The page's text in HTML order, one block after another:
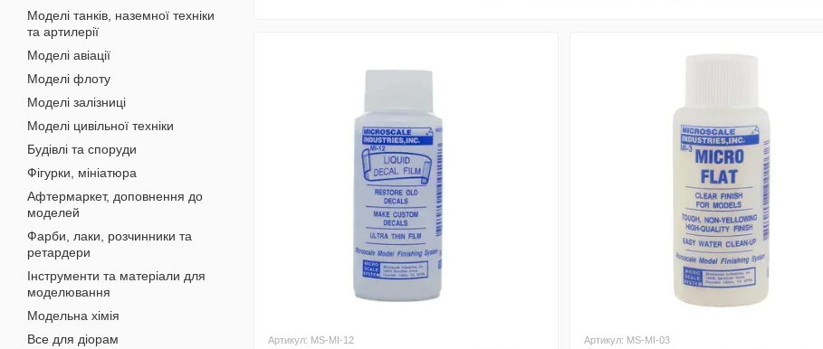
Артикул: MS-MI-12 Артикул: MS-MI-03
Моделі танків, наземної техніки
та артилерії
Моделі авіації
Моделі флоту
Моделі залізниці
Моделі цивільної техніки
Будівлі та споруди
Фігурки, мініатюра
Афтермаркет, доповнення до
моделей
Фарби, лаки, розчинники та
ретардери
Інструменти та матеріали для
моделювання
Модельна хімія
Все для діорам